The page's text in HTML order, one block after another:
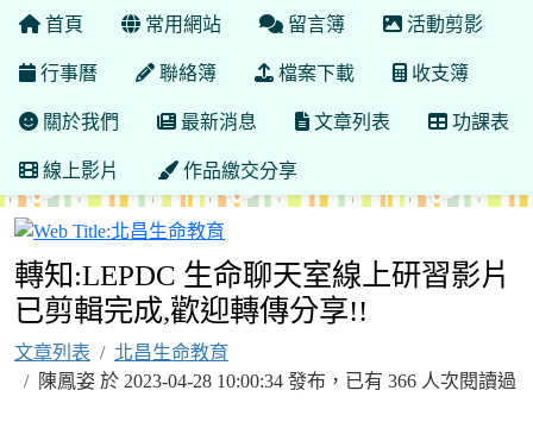
首頁 常用網站 留言簿 活動剪影
行事曆 聯絡簿 檔案下載 收支簿
關於我們 最新消息 文章列表 功課表
線上影片 作品繳交分享
轉知:LEPDC 生命聊天室線上研習影片
已剪輯完成,歡迎轉傳分享!!
文章列表
北昌生命教育
陳鳳姿 於 2023-04-28 10:00:34 發布，已有 366 人次閱讀過